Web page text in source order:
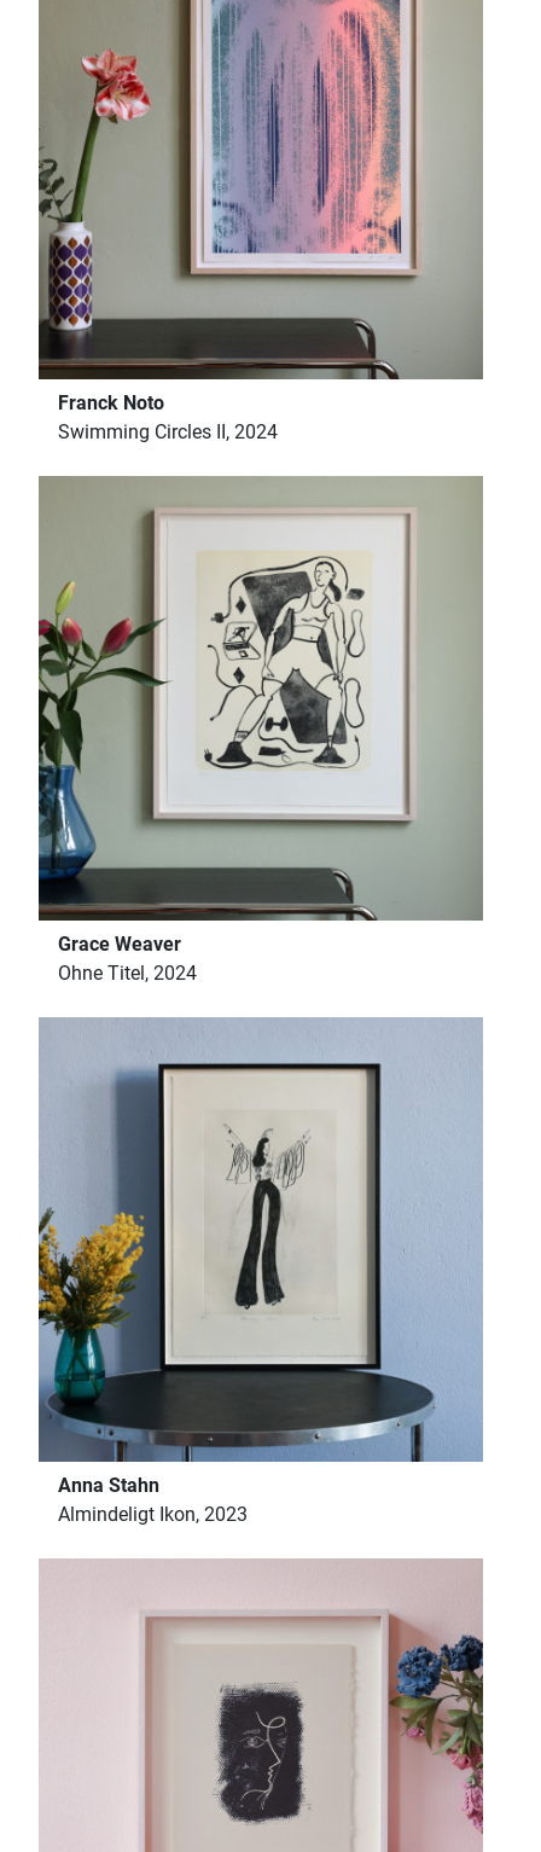
Franck Noto
Swimming Circles II, 2024
Grace Weaver
Ohne Titel, 2024
Anna Stahn
Almindeligt Ikon, 2023